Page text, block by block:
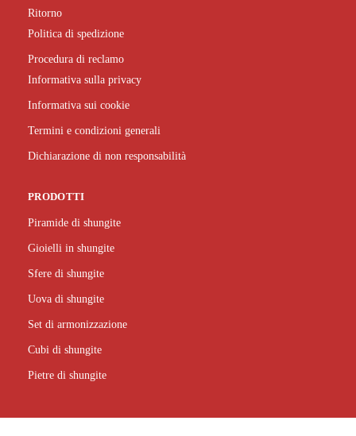
Ritorno
Politica di spedizione
Procedura di reclamo
Informativa sulla privacy
Informativa sui cookie
Termini e condizioni generali
Dichiarazione di non responsabilità
PRODOTTI
Piramide di shungite
Gioielli in shungite
Sfere di shungite
Uova di shungite
Set di armonizzazione
Cubi di shungite
Pietre di shungite